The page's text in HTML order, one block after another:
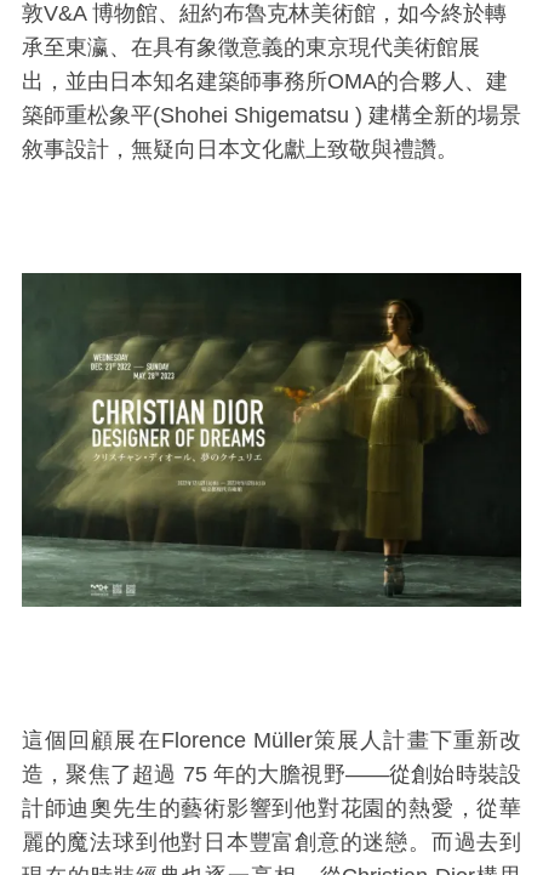
敦V&A 博物館、紐約布魯克林美術館，如今終於轉
承至東瀛、在具有象徵意義的東京現代美術館展
出，並由日本知名建築師事務所OMA的合夥人、建
築師重松象平(Shohei Shigematsu ) 建構全新的場景
敘事設計，無疑向日本文化獻上致敬與禮讚。
這個回顧展在Florence Müller策展人計畫下重新改
造，聚焦了超過 75 年的大膽視野——從創始時裝設
計師迪奧先生的藝術影響到他對花園的熱愛，從華
麗的魔法球到他對日本豐富創意的迷戀。而過去到